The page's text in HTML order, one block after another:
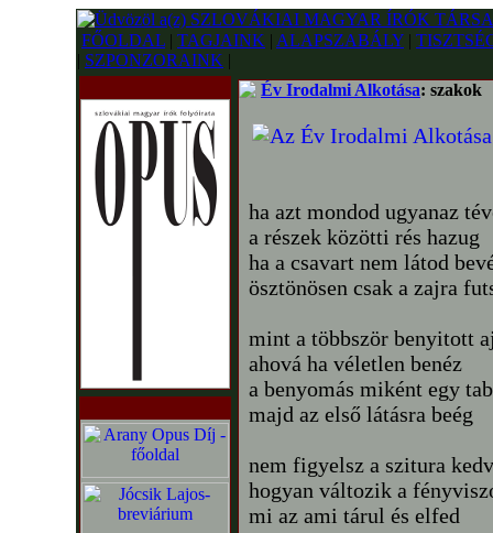
FŐOLDAL | TAGJAINK | ALAPSZABÁLY |
| SZPONZORAINK |
Év Irodalmi Alkotása: szakok
ha azt mondod ugyanaz
a részek közötti rés hazug
ha a csavart nem látod
ösztönösen csak a zajra
mint a többször benyitott
ahová ha véletlen benéz
a benyomás miként egy
majd az első látásra beég
nem figyelsz a szitura
hogyan változik a
mi az ami tárul és elfed